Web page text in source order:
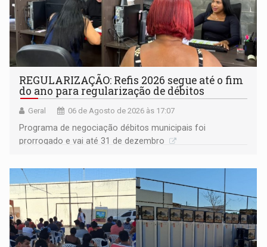
REGULARIZAÇÃO: Refis 2026 segue até o fim
do ano para regularização de débitos
Geral 06 de Agosto de 2026 às 17:07
Programa de negociação débitos municipais foi
prorrogado e vai até 31 de dezembro